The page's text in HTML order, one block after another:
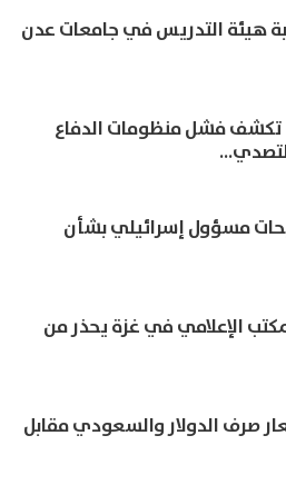
هيئة التدريس في جامعات عدن
تكشف فشل منظومات الدفاع
مسؤول إسرائيلي بشأن
الإعلامي في غزة يحذر من
صرف الدولار والسعودي مقابل